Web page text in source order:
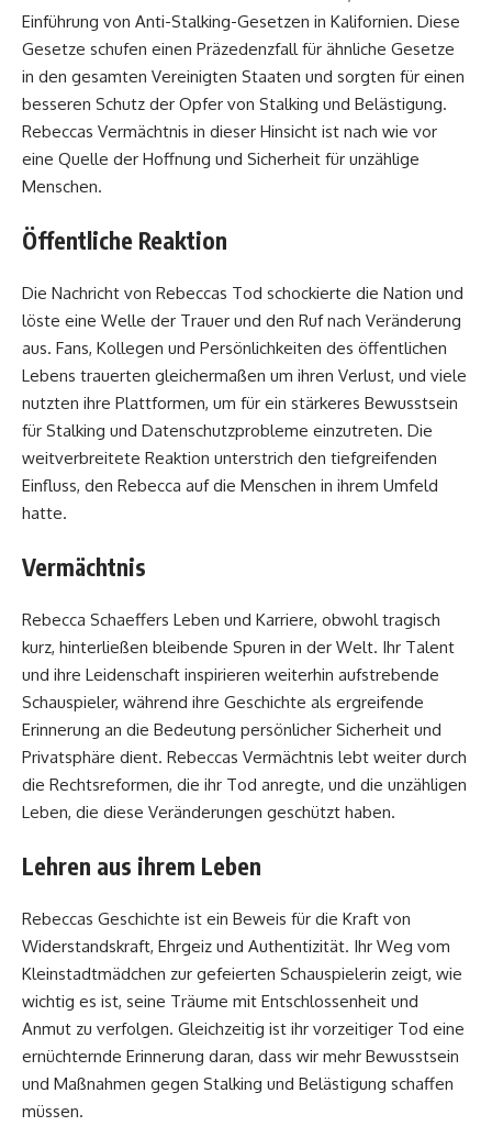
Einführung von Anti-Stalking-Gesetzen in Kalifornien. Diese
Gesetze schufen einen Präzedenzfall für ähnliche Gesetze
in den gesamten Vereinigten Staaten und sorgten für einen
besseren Schutz der Opfer von Stalking und Belästigung.
Rebeccas Vermächtnis in dieser Hinsicht ist nach wie vor
eine Quelle der Hoffnung und Sicherheit für unzählige
Menschen.
Öffentliche Reaktion
Die Nachricht von Rebeccas Tod schockierte die Nation und
löste eine Welle der Trauer und den Ruf nach Veränderung
aus. Fans, Kollegen und Persönlichkeiten des öffentlichen
Lebens trauerten gleichermaßen um ihren Verlust, und viele
nutzten ihre Plattformen, um für ein stärkeres Bewusstsein
für Stalking und Datenschutzprobleme einzutreten. Die
weitverbreitete Reaktion unterstrich den tiefgreifenden
Einfluss, den Rebecca auf die Menschen in ihrem Umfeld
hatte.
Vermächtnis
Rebecca Schaeffers Leben und Karriere, obwohl tragisch
kurz, hinterließen bleibende Spuren in der Welt. Ihr Talent
und ihre Leidenschaft inspirieren weiterhin aufstrebende
Schauspieler, während ihre Geschichte als ergreifende
Erinnerung an die Bedeutung persönlicher Sicherheit und
Privatsphäre dient. Rebeccas Vermächtnis lebt weiter durch
die Rechtsreformen, die ihr Tod anregte, und die unzähligen
Leben, die diese Veränderungen geschützt haben.
Lehren aus ihrem Leben
Rebeccas Geschichte ist ein Beweis für die Kraft von
Widerstandskraft, Ehrgeiz und Authentizität. Ihr Weg vom
Kleinstadtmädchen zur gefeierten Schauspielerin zeigt, wie
wichtig es ist, seine Träume mit Entschlossenheit und
Anmut zu verfolgen. Gleichzeitig ist ihr vorzeitiger Tod eine
ernüchternde Erinnerung daran, dass wir mehr Bewusstsein
und Maßnahmen gegen Stalking und Belästigung schaffen
müssen.